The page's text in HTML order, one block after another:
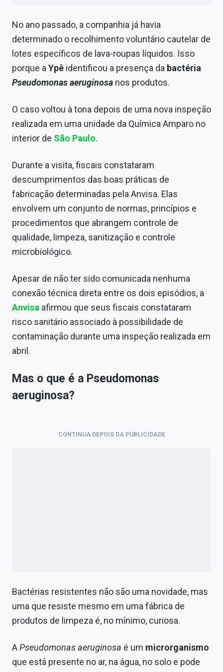
Expediente
Contato
No ano passado, a companhia já havia
determinado o recolhimento voluntário cautelar de
lotes específicos de lava-roupas líquidos. Isso
porque a Ypê identificou a presença da bactéria
Pseudomonas aeruginosa nos produtos.
O caso voltou à tona depois de uma nova inspeção
realizada em uma unidade da Química Amparo no
interior de São Paulo.
Durante a visita, fiscais constataram
descumprimentos das boas práticas de
fabricação determinadas pela Anvisa. Elas
envolvem um conjunto de normas, princípios e
procedimentos que abrangem controle de
qualidade, limpeza, sanitização e controle
microbiológico.
Apesar de não ter sido comunicada nenhuma
conexão técnica direta entre os dois episódios, a
Anvisa afirmou que seus fiscais constataram
risco sanitário associado à possibilidade de
contaminação durante uma inspeção realizada em
abril.
Mas o que é a Pseudomonas
aeruginosa?
CONTINUA DEPOIS DA PUBLICIDADE
Bactérias resistentes não são uma novidade, mas
uma que resiste mesmo em uma fábrica de
produtos de limpeza é, no mínimo, curiosa.
APseudomonas aeruginosa é um microrganismo
que está presente no ar, na água, no solo e pode